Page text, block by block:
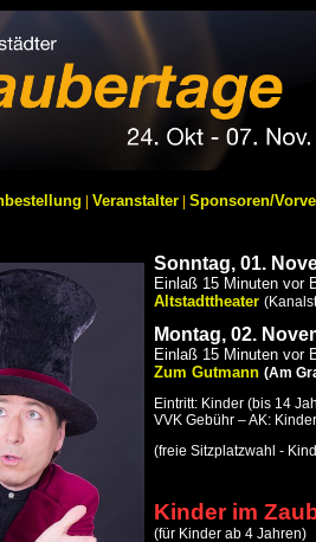
Veranstalter Sponsoren/
Sonntag, 01.
Einlaß 15 Minuten vor
Altstadttheater
Montag, 02.
Einlaß 15 Minuten vor
Zum Gutmann (Am
Eintritt: Kinder (bis 14
VVK Gebühr – AK:
(freie Sitzplatzwahl -
Kinder im
(für Kinder ab 4 Jahren)